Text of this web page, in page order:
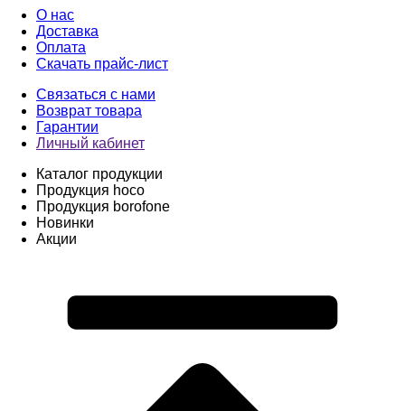
О нас
Доставка
Оплата
Скачать прайс-лист
Связаться с нами
Возврат товара
Гарантии
Личный кабинет
Каталог продукции
Продукция hoco
Продукция borofone
Новинки
Акции